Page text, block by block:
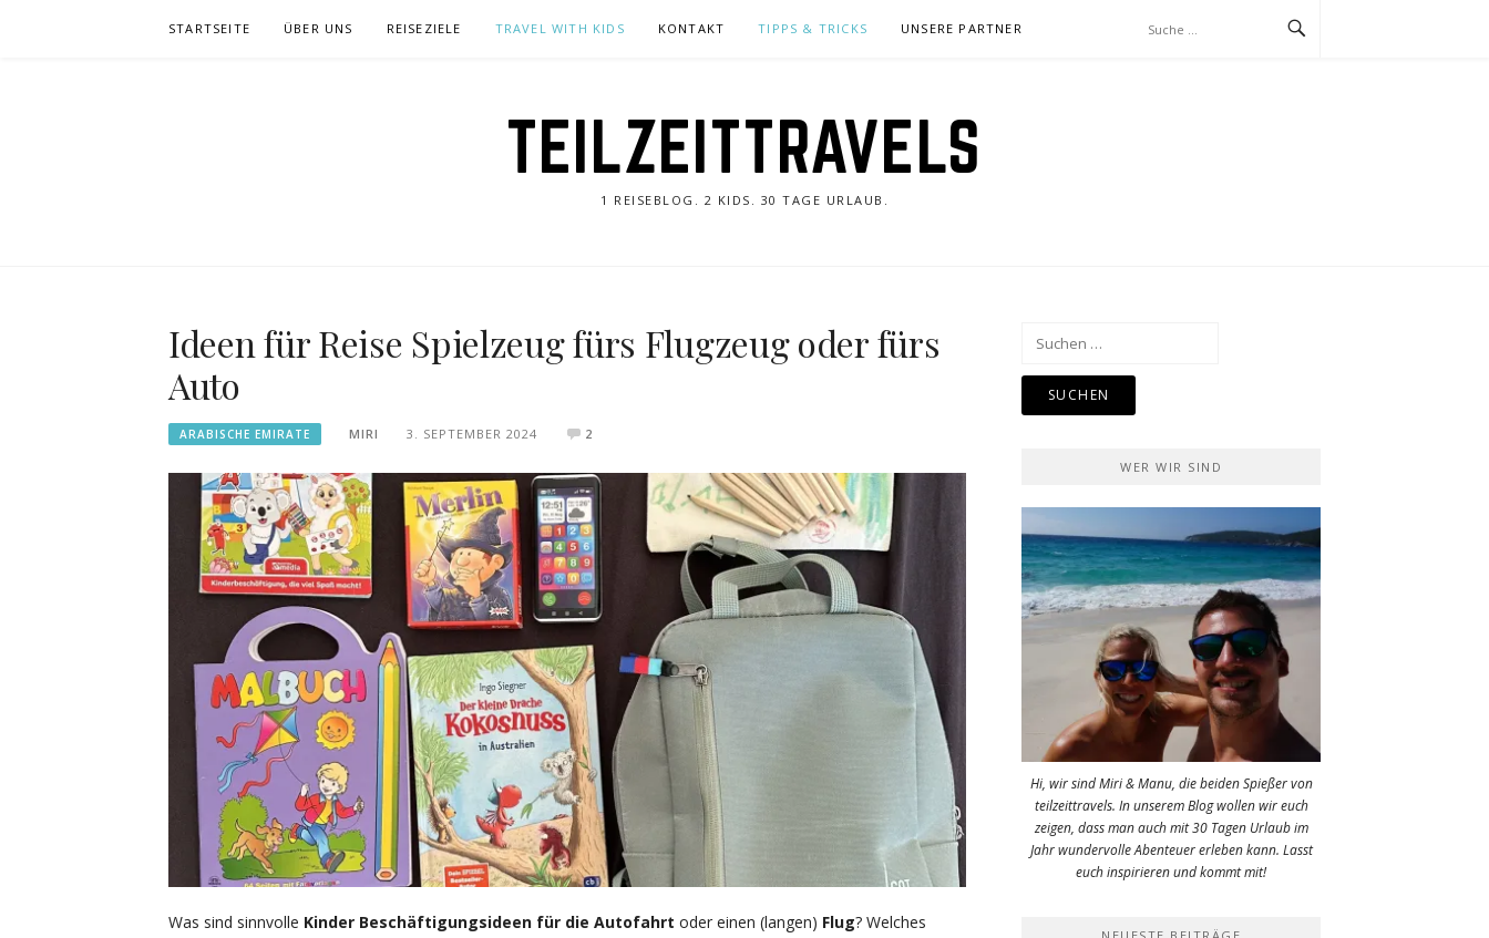
STARTSEITE ÜBER UNS REISEZIELE TRAVEL WITH KIDS KONTAKT TIPPS & TRICKS UNSERE PARTNER
TEILZEITTRAVELS
1 REISEBLOG. 2 KIDS. 30 TAGE URLAUB.
Ideen für Reise Spielzeug fürs Flugzeug oder fürs
Auto
ARABISCHE EMIRATE MIRI 3. SEPTEMBER 2024 2
Was sind sinnvolle Kinder Beschäftigungsideen für die Autofahrt oder einen (langen) Flug? Welches
Suchen
WER WIR SIND
Hi, wir sind Miri & Manu, die beiden Spießer von
teilzeittravels. In unserem Blog wollen wir euch
zeigen, dass man auch mit 30 Tagen Urlaub im
Jahr wundervolle Abenteuer erleben kann. Lasst
euch inspirieren und kommt mit!